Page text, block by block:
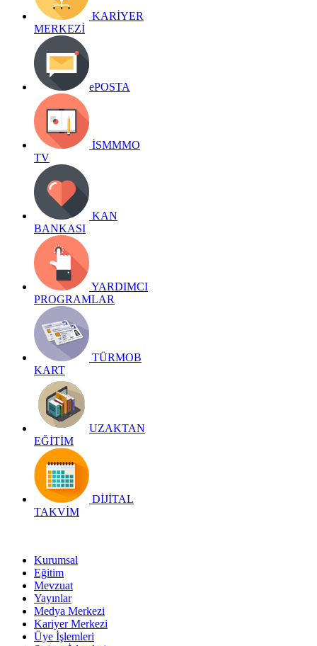
KARİYER
MERKEZİ
ePOSTA
İSMMMO
TV
KAN
BANKASI
YARDIMCI
PROGRAMLAR
TÜRMOB
KART
UZAKTAN
EĞİTİM
DİJİTAL
TAKVİM
Kurumsal
Eğitim
Mevzuat
Yayınlar
Medya Merkezi
Kariyer Merkezi
Üye İşlemleri